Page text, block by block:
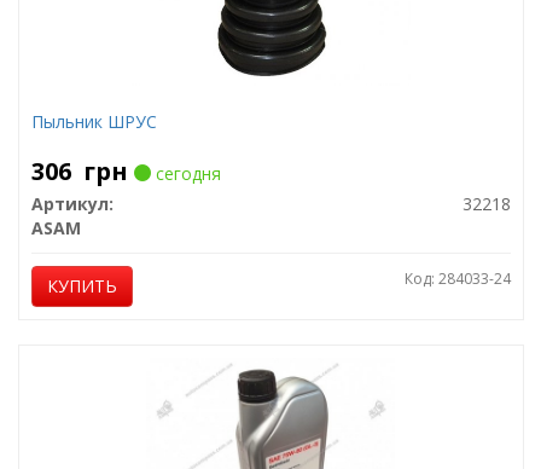
Пыльник ШРУС
306 грн
сегодня
Артикул:
32218
ASAM
КУПИТЬ Код: 284033-24